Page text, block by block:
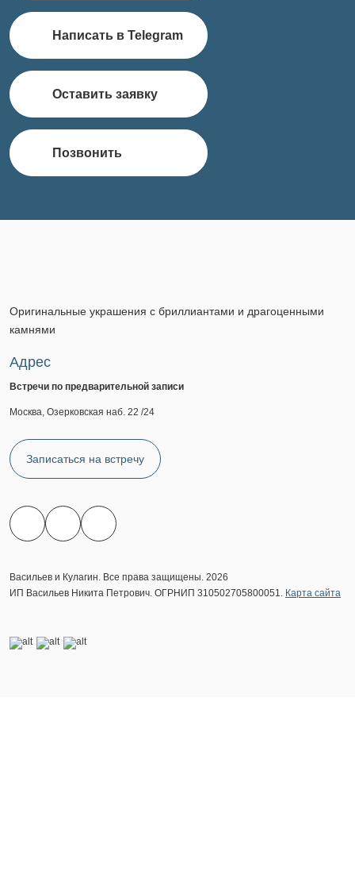
Написать в Telegram
Оставить заявку
Позвонить
Оригинальные украшения с бриллиантами и драгоценными
камнями
Адрес
Встречи по предварительной записи
Москва, Озерковская наб. 22 /24
Записаться на встречу
Васильев и Кулагин. Все права защищены. 2026
ИП Васильев Никита Петрович. ОГРНИП 310502705800051. Карта сайта